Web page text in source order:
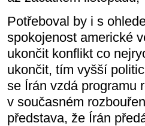
Potřeboval by i s
spokojenost americké
ukončit konflikt co
ukončit, tím vyšší
se Írán vzdá programu
v současném
představa, že Írán